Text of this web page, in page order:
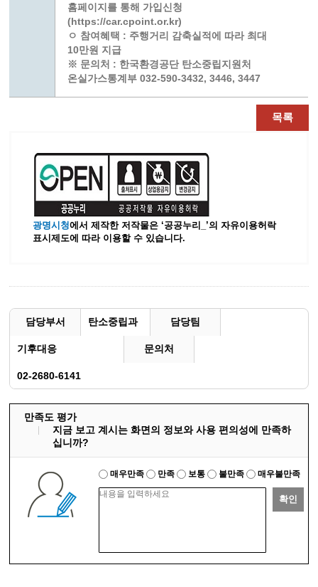
홈페이지를 통해 가입신청
(https://car.cpoint.or.kr)
ㅇ 참여혜택 : 주행거리 감축실적에 따라 최대
10만원 지급
※ 문의처 : 한국환경공단 탄소중립지원처
온실가스통계부 032-590-3432, 3446, 3447
목록
광명시청에서 제작한 저작물은 ‘공공누리_’의 자유이용허락
표시제도에 따라 이용할 수 있습니다.
담당부서 탄소중립과 담당팀
기후대응 문의처
02-2680-6141
만족도 평가
지금 보고 계시는 화면의 정보와 사용 편의성에 만족하
십니까?
매우만족 만족 보통 불만족 매우불만족
확인